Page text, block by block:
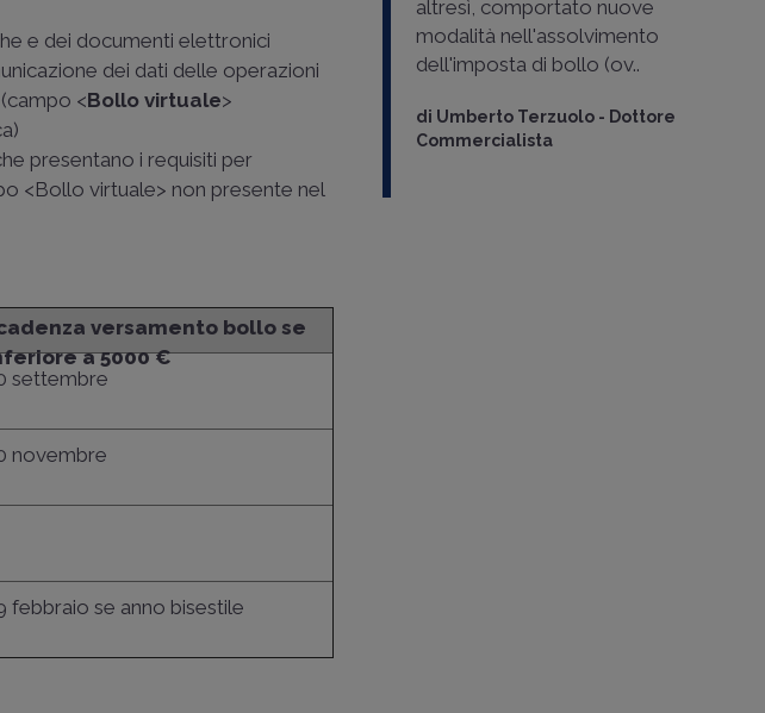
e dei documenti elettronici
dei dati delle operazioni
<Bollo virtuale>
presentano i requisiti per
<Bollo virtuale> non presente nel
versamento bollo se
a 5000 €
settembre
novembre
febbraio se anno bisestile
altresì, comportato nuove
modalità nell'assolvimento
dell'imposta di bollo (ov..
di Umberto Terzuolo - Dottore
Commercialista